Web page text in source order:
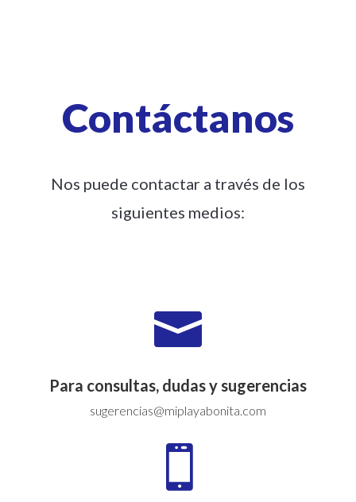
Contáctanos
Nos puede contactar a través de los
siguientes medios:

Para consultas, dudas y sugerencias
sugerencias@miplayabonita.com
